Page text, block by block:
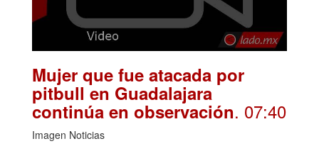
Mujer que fue atacada por
pitbull en Guadalajara
continúa en observación. 07:40
Imagen Noticias